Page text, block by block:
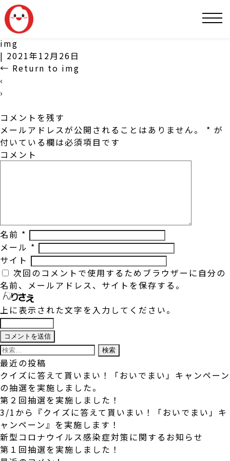
img
| 2021年12月26日
← Return to img
‹
›
コメントを残す
メールアドレスが公開されることはありません。
* が
付いている欄は必須項目です
コメント
名前 *
メール *
サイト
次回のコメントで使用するためブラウザーに自分の
名前、メールアドレス、サイトを保存する。
上に表示された文字を入力してください。
検
索:
最近の投稿
クイズに答えて貰いまい！「おいでまい」キャンペーン
の抽選を実施しました。
第２回抽選を実施しました！
3/1から『クイズに答えて貰いまい！「おいでまい」キ
ャンペーン』を実施します！
新型コロナウイルス感染症対策に関するお知らせ
第１回抽選を実施しました！